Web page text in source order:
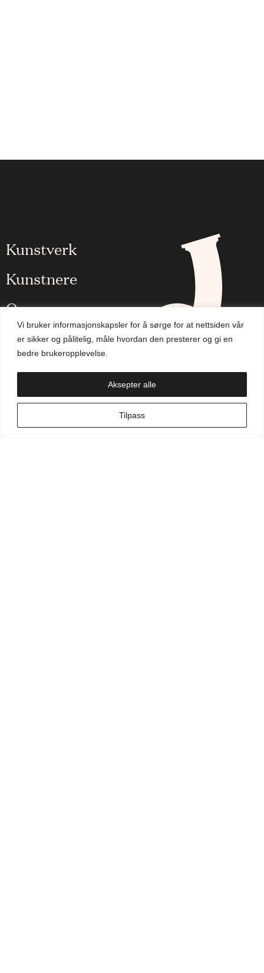
Vi bruker informasjonskapsler for å sørge for at nettsiden vår
er sikker og pålitelig, måle hvordan den presterer og gi en
bedre brukeropplevelse.
Tilpass
Aksepter alle
Kunstverk
Kunstnere
Om oss
Aktuelt
Handlekurv
NO